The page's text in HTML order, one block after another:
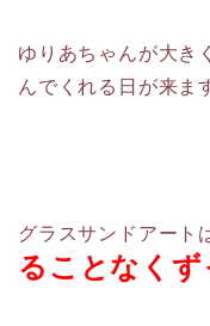
ゆりあちゃんが大き
んでくれる日が来ま
グラスサンドアート
ることなくず